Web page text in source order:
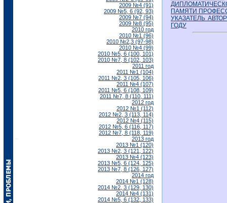
2009 №4 (91)
2009 №5, 6 (92, 93)
2009 №7 (94)
2009 №8 (95)
2010 год
2010 №1 (96)
2010 №2,3 (97-98)
2010 №4 (99)
2010 №5, 6 (100, 101)
2010 №7, 8 (102, 103)
2011 год
2011 №1 (104)
2011 №2, 3 (105, 106)
2011 №4 (107)
2011 №5, 6 (108, 109)
2011 №7, 8 (110, 111)
2012 год
2012 №1 (112)
2012 №2, 3 (113, 114)
2012 №4 (115)
2012 №5, 6 (116, 117)
2012 №7, 8 (118, 119)
2013 год
2013 №1 (120)
2013 №2, 3 (121, 122)
2013 №4 (123)
2013 №5, 6 (124, 125)
2013 №7, 8 (126, 127)
2014 год
2014 №1 (128)
2014 №2, 3 (129, 130)
2014 №4 (131)
2014 №5, 6 (132, 133)
ПАМЯТИ
УКАЗАТЕЛЬ
ГОДУ